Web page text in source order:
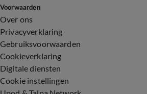
Voorwaarden
Over ons
Privacyverklaring
Gebruiksvoorwaarden
Cookieverklaring
Digitale diensten
Cookie instellingen